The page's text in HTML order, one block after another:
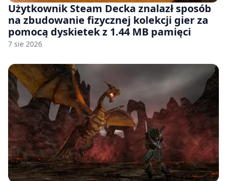
Użytkownik Steam Decka znalazł sposób
na zbudowanie fizycznej kolekcji gier za
pomocą dyskietek z 1.44 MB pamięci
7 sie 2026